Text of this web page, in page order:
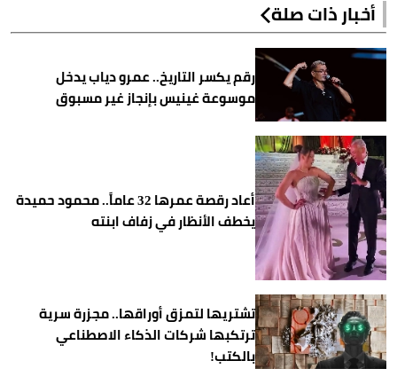
أخبار ذات صلة
رقم يكسر التاريخ.. عمرو دياب يدخل
موسوعة غينيس بإنجاز غير مسبوق
أعاد رقصة عمرها 32 عاماً.. محمود حميدة
يخطف الأنظار في زفاف ابنته
تشتريها لتمزق أوراقها.. مجزرة سرية
ترتكبها شركات الذكاء الاصطناعي
بالكتب!